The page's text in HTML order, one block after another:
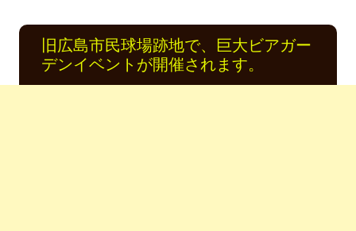
旧広島市民球場跡地で、巨大ビアガー
デンイベントが開催されます。